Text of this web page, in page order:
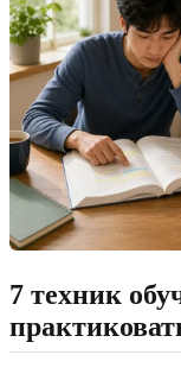
7 техник